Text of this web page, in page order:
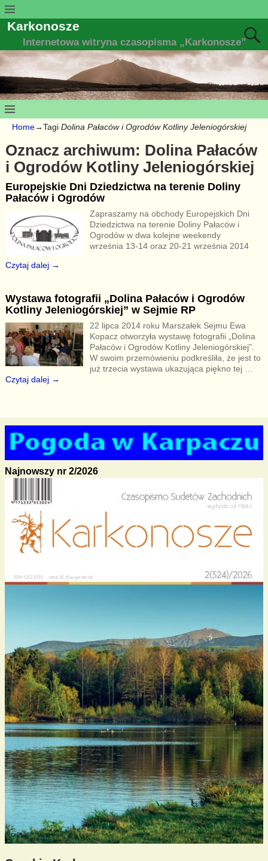
Karkonosze
Internetowa witryna czasopisma „Karkonosze”
Home→Tagi Dolina Pałaców i Ogrodów Kotliny Jeleniogórskiej
Oznacz archiwum: Dolina Pałaców
i Ogrodów Kotliny Jeleniogórskiej
Europejskie Dni Dziedzictwa na terenie Doliny
Pałaców i Ogrodów
Zapraszamy na obchody Europejskich Dni
Dziedzictwa na terenie Doliny Pałaców i
Ogrodów w dwa kolejne weekendy
września 13-14 oraz 20-21 września 2014
Czytaj dalej →
Wystawa fotografii „Dolina Pałaców i Ogrodów
Kotliny Jeleniogórskiej” w Sejmie RP
22 lipca 2014 roku Marszałek Sejmu Ewa
Kopacz otworzyła wystawę fotografii „Dolina
Pałaców i Ogrodów Kotliny Jeleniogórskiej”.
W swoim przemówieniu podkreśliła, że jest to
już trzecia wystawa ukazująca piękno tej
Czytaj dalej →
Najnowszy nr 2/2026